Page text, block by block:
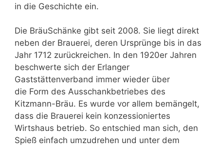
in die Geschichte ein.
Die BräuSchänke gibt seit 2008. Sie liegt direkt
neben der Brauerei, deren Ursprünge bis in das
Jahr 1712 zurückreichen. In den 1920er Jahren
beschwerte sich der Erlanger
Gaststättenverband immer wieder über
die Form des Ausschankbetriebes des
Kitzmann-Bräu. Es wurde vor allem bemängelt,
dass die Brauerei kein konzessioniertes
Wirtshaus betrieb. So entschied man sich, den
Spieß einfach umzudrehen und unter dem